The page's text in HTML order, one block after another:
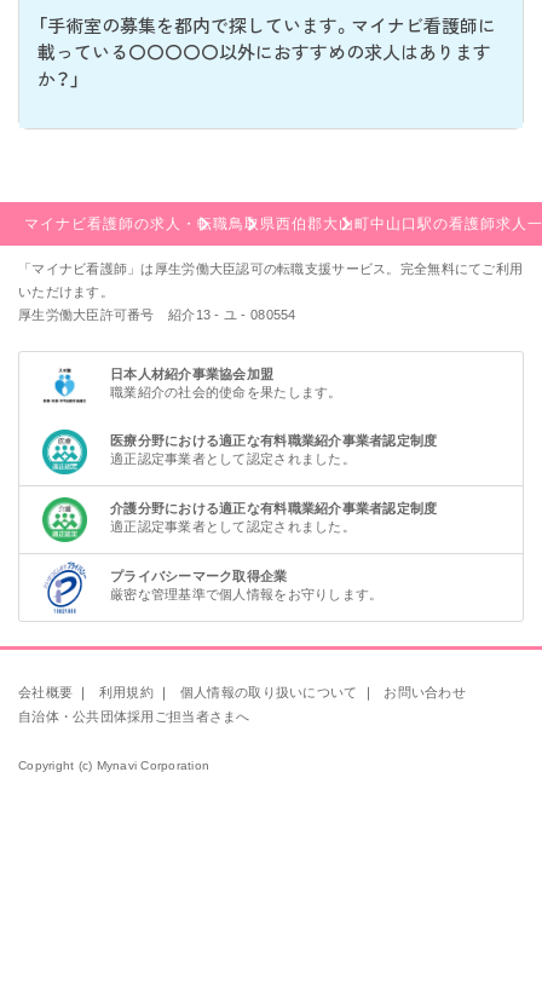
「手術室の募集を都内で探しています。マイナビ看護師に
載っている〇〇〇〇〇以外におすすめの求人はあります
か？」
マイナビ看護師の求人・転職鳥取県西伯郡大山町中山口駅の看護師求人
「マイナビ看護師」は厚生労働大臣認可の転職支援サービス。完全無料にてご利用
いただけます。
厚生労働大臣許可番号 紹介13 - ユ - 080554
日本人材紹介事業協会加盟
職業紹介の社会的使命を果たします。
医療分野における適正な有料職業紹介事業者認定制度
適正認定事業者として認定されました。
介護分野における適正な有料職業紹介事業者認定制度
適正認定事業者として認定されました。
プライバシーマーク取得企業
厳密な管理基準で個人情報をお守りします。
会社概要 利用規約 個人情報の取り扱いについて
お問い合わせ
自治体・公共団体採用ご担当者さまへ
Copyright (c) Mynavi Corporation